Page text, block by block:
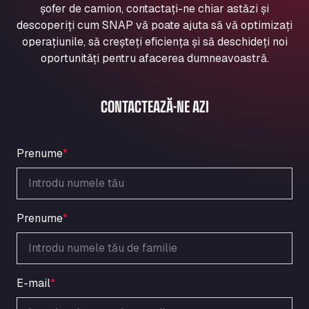
Aqua Ariva GmbH
Marie-Curie-Straße 24, 68219
Aral Autohof Bockel
An der Autobahn 1, 27404
Oppelner Str. 1, 31167
ARAL Autohof Merklingen
ARAL Autohof Preis
ARAL Tankstelle - XXL Truckwash.de
Obernburger Str. 127, 63811
Ardleigh South Services
a120 westbound, CO77SL
Area 47 Hermanos Rico
Autovia A4 km 47, 28300
șofer de camion, contactați-ne chiar astăzi și
descoperiți cum SNAP vă poate ajuta să vă optimizați
operațiunile, să creșteți eficiența și să deschideți noi
oportunități pentru afacerea dumneavoastră.
CONTACTEAZĂ-NE AZI
Prenume*
Prenume*
E-mail*